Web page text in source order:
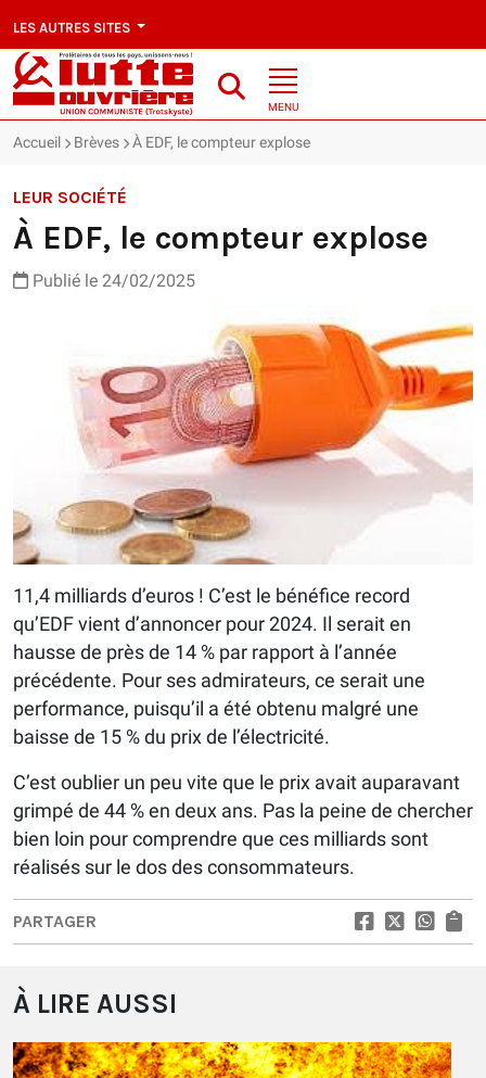
LES AUTRES SITES
MENU
Accueil Brèves À EDF, le compteur explose
LEUR SOCIÉTÉ
À EDF, le compteur explose
Publié le 24/02/2025
11,4 milliards d’euros ! C’est le bénéfice record
qu’EDF vient d’annoncer pour 2024. Il serait en
hausse de près de 14 % par rapport à l’année
précédente. Pour ses admirateurs, ce serait une
performance, puisqu’il a été obtenu malgré une
baisse de 15 % du prix de l’électricité.
C’est oublier un peu vite que le prix avait auparavant
grimpé de 44 % en deux ans. Pas la peine de chercher
bien loin pour comprendre que ces milliards sont
réalisés sur le dos des consommateurs.
PARTAGER
À LIRE AUSSI